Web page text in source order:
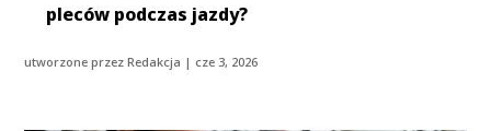
pleców podczas jazdy?
utworzone przezRedakcja | cze 3, 2026